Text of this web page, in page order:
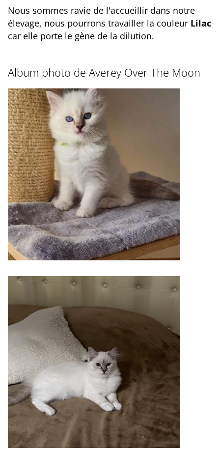
Nous sommes ravie de l'accueillir dans notre
élevage, nous pourrons travailler la couleur Lilac
car elle porte le gène de la dilution.
Album photo de Averey Over The Moon